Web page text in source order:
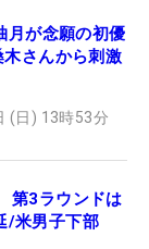
月が念願の初優
さんから刺激
(日) 13時53分
第3ラウンドは
/米男子下部